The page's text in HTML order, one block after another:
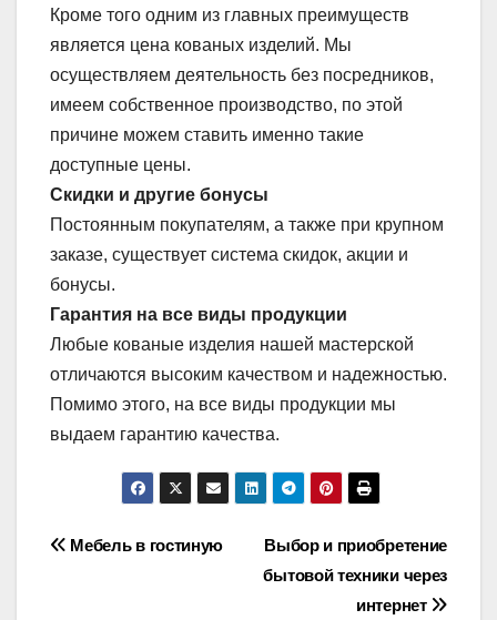
Кроме того одним из главных преимуществ
является цена кованых изделий. Мы
осуществляем деятельность без посредников,
имеем собственное производство, по этой
причине можем ставить именно такие
доступные цены.
Скидки и другие бонусы
Постоянным покупателям, а также при крупном
заказе, существует система скидок, акции и
бонусы.
Гарантия на все виды продукции
Любые кованые изделия нашей мастерской
отличаются высоким качеством и надежностью.
Помимо этого, на все виды продукции мы
выдаем гарантию качества.
Навигация
Выбор и приобретение
бытовой техники через
интернет
Мебель в гостиную